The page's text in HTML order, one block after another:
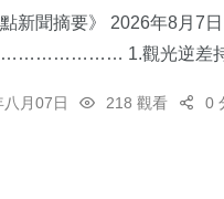
點新聞摘要》 2026年8月7
1.觀光逆差持續
八月07日 218 觀看 0